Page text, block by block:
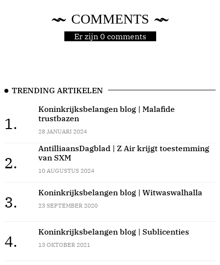
COMMENTS
Er zijn 0 comments
TRENDING ARTIKELEN
1.
Koninkrijksbelangen blog | Malafide
trustbazen
28 JANUARI 2024
2.
AntilliaansDagblad | Z Air krijgt toestemming
van SXM
10 AUGUSTUS 2024
3.
Koninkrijksbelangen blog | Witwaswalhalla
23 SEPTEMBER 2020
4.
Koninkrijksbelangen blog | Sublicenties
13 OKTOBER 2021